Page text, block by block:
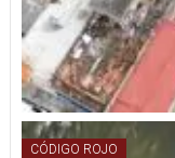
CÓDIGO ROJO